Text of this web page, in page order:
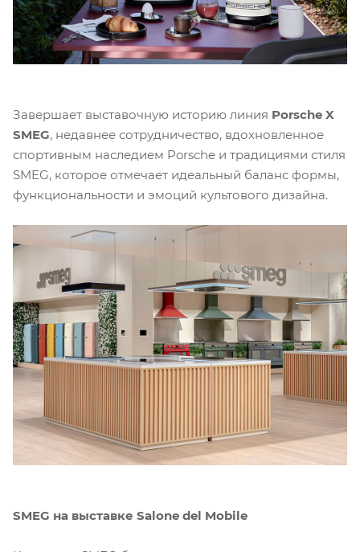
Завершает выставочную историю линия Porsche X
SMEG, недавнее сотрудничество, вдохновленное
спортивным наследием Porsche и традициями стиля
SMEG, которое отмечает идеальный баланс формы,
функциональности и эмоций культового дизайна.
SMEG на выставке Salone del Mobile